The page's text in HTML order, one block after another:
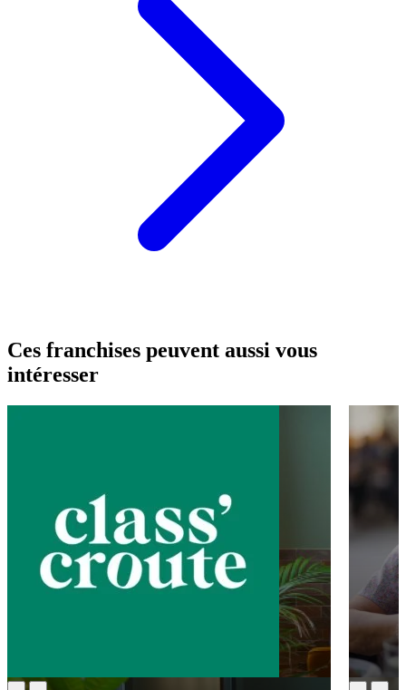
Ces franchises peuvent aussi vous
intéresser